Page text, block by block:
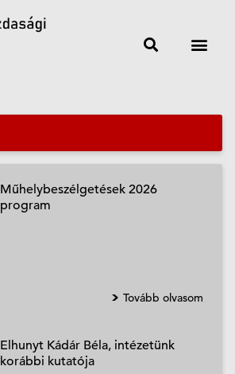
Műhelybeszélgetések 2026
program
Tovább olvasom
Elhunyt Kádár Béla, intézetünk
korábbi kutatója